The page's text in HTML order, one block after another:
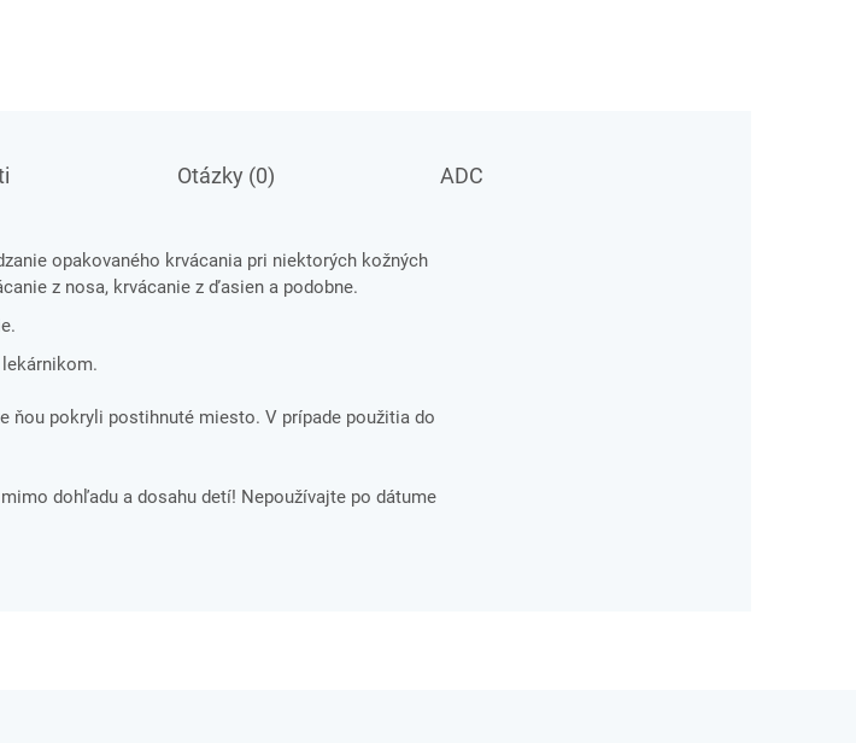
Otázky (0) ADC
opakovaného krvácania pri niektorých kožných
z nosa, krvácanie z ďasien a podobne.
ňou pokryli postihnuté miesto. V prípade použitia do
dohľadu a dosahu detí! Nepoužívajte po dátume